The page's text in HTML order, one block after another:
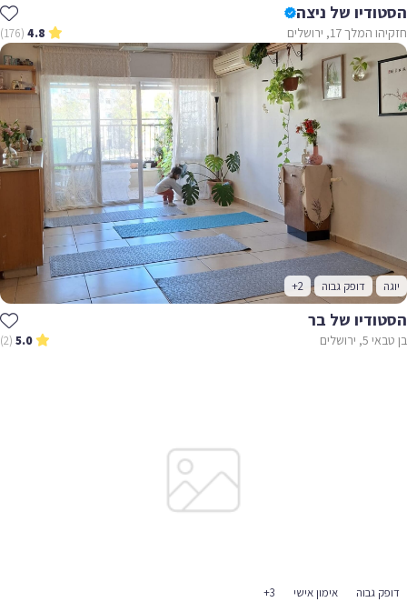
הסטודיו של ניצה
חזקיהו המלך 17, ירושלים 4.8
(176)
יוגה דופק גבוה +2
הסטודיו של בר
בן טבאי 5, ירושלים 5.0
(2)
דופק גבוה אימון אישי +3